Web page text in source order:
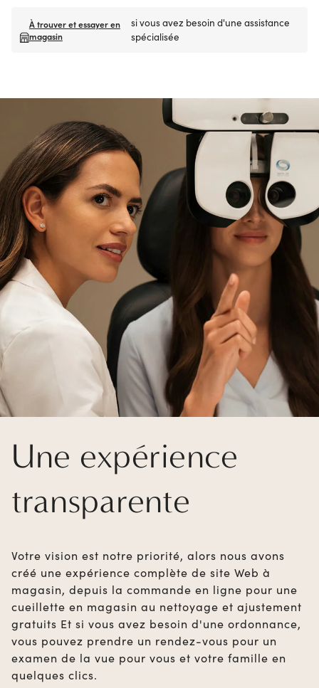
À trouver et essayer en
magasin
si vous avez besoin d'une assistance
spécialisée
Une expérience
transparente
Votre vision est notre priorité, alors nous avons
créé une expérience complète de site Web à
magasin, depuis la commande en ligne pour une
cueillette en magasin au nettoyage et ajustement
gratuits Et si vous avez besoin d'une ordonnance,
vous pouvez prendre un rendez-vous pour un
examen de la vue pour vous et votre famille en
quelques clics.